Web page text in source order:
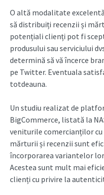
O altă modalitate
să distribuiți recenzii și
potențiali clienți pot fi
produsului sau serviciului
determină să vă încerce
pe Twitter. Eventuala
totdeauna.
Un studiu realizat de
BigCommerce, listată la
veniturile comercianților
mărturii și recenzii sunt
încorporarea variantelor
Acestea sunt mult mai
clienți cu privire la